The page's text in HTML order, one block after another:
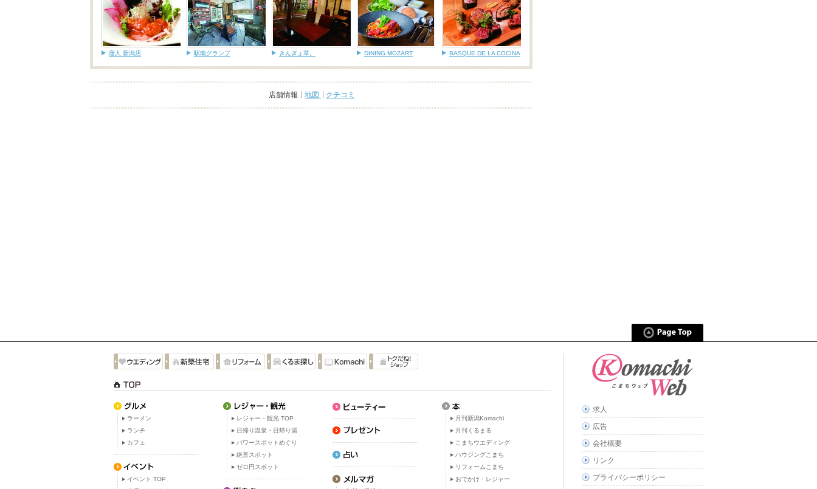
唐人 新潟店 駅南グランプ きんぎょ草。 DINING MOZART BASQUE DE LA COCINA
店舗情報 地図 クチコミ
ラーメン
ランチ
カフェ
イベント TOP
レジャー・観光 TOP
日帰り温泉・日帰り湯
パワースポットめぐり
絶景スポット
ゼロ円スポット
月刊新潟Komachi
月刊くるまる
こまちウエディング
ハウジングこまち
リフォームこまち
おでかけ・レジャー
求人
広告
会社概要
リンク
プライバシーポリシー